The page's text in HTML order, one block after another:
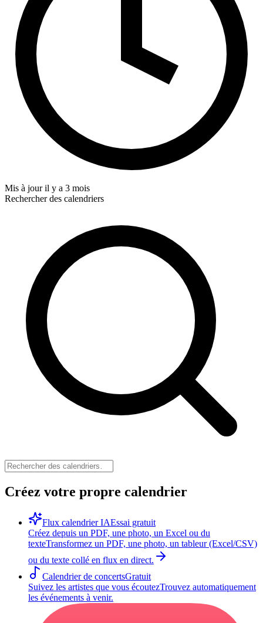
Mis à jour il y a 3 mois
Rechercher des calendriers
Créez votre propre calendrier
Flux calendrier IAEssai gratuit
Créez depuis un PDF, une photo, un Excel ou du
texteTransformez un PDF, une photo, un tableur (Excel/CSV)
ou du texte collé en flux en direct.
Calendrier de concertsGratuit
Suivez les artistes que vous écoutezTrouvez automatiquement
les événements à venir.